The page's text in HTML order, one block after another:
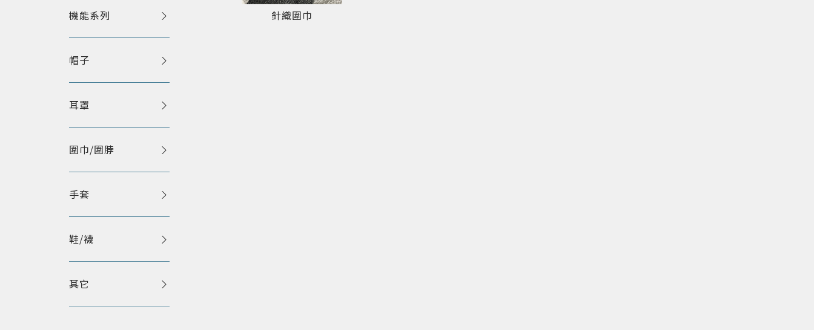
機能系列
帽子
耳罩
圍巾/圍脖
手套
鞋/襪
其它
針織圍巾